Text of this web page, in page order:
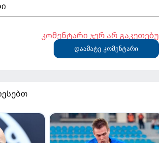
კომენტარი ჯერ არ
დაამატე კომენტარი